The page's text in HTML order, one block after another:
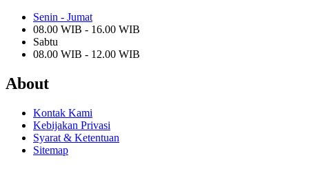
Senin - Jumat
08.00 WIB - 16.00 WIB
Sabtu
08.00 WIB - 12.00 WIB
About
Kontak Kami
Kebijakan Privasi
Syarat & Ketentuan
Sitemap